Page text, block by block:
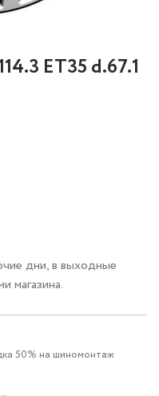
ET35 d.67.1
дни, в выходные
магазина.
50% на шиномонтаж